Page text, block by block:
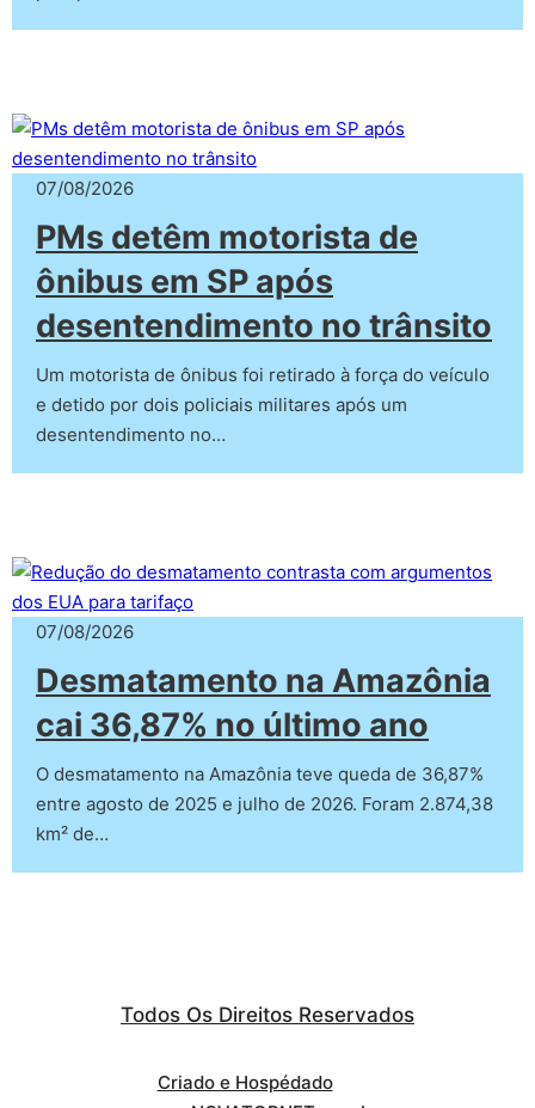
07/08/2026
PMs detêm motorista de
ônibus em SP após
desentendimento no trânsito
Um motorista de ônibus foi retirado à força do veículo
e detido por dois policiais militares após um
desentendimento no…
07/08/2026
Desmatamento na Amazônia
cai 36,87% no último ano
O desmatamento na Amazônia teve queda de 36,87%
entre agosto de 2025 e julho de 2026. Foram 2.874,38
km² de…
Todos Os Direitos Reservados
Criado e Hospédado